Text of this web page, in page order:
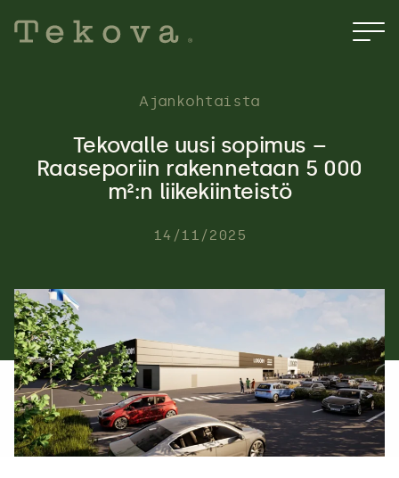
Ajankohtaista
Tekovalle uusi sopimus –
Raaseporiin rakennetaan 5 000
m²:n liikekiinteistö
14/11/2025